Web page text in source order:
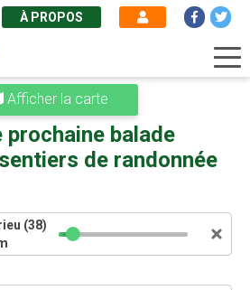
À PROPOS
balade
de randonnée
(38)
Afficher la carte